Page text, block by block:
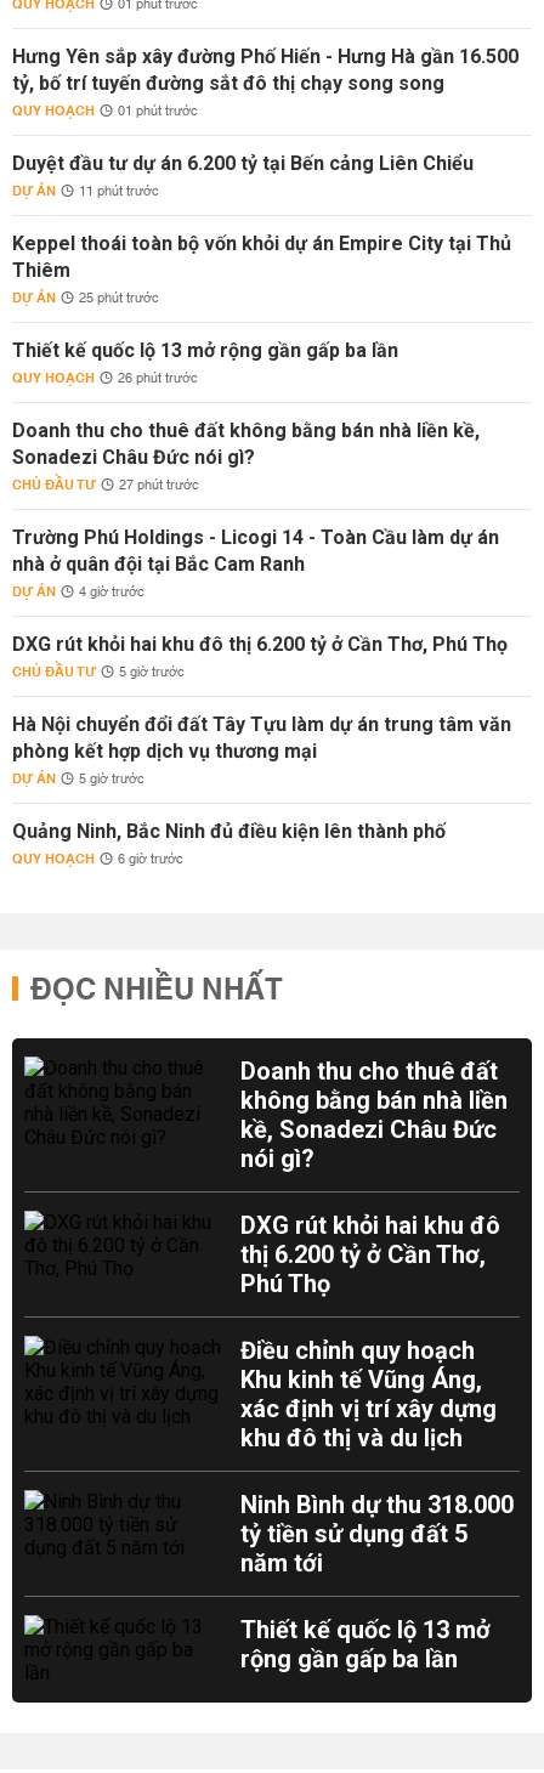
Hưng Yên sắp xây đường Phố Hiến - Hưng Hà gần 16.500
tỷ, bố trí tuyến đường sắt đô thị chạy song song
QUY HOẠCH 01 phút trước
Duyệt đầu tư dự án 6.200 tỷ tại Bến cảng Liên Chiểu
DỰ ÁN 11 phút trước
Keppel thoái toàn bộ vốn khỏi dự án Empire City tại Thủ
Thiêm
DỰ ÁN 25 phút trước
Thiết kế quốc lộ 13 mở rộng gần gấp ba lần
QUY HOẠCH 26 phút trước
Doanh thu cho thuê đất không bằng bán nhà liền kề,
Sonadezi Châu Đức nói gì?
CHỦ ĐẦU TƯ 27 phút trước
Trường Phú Holdings - Licogi 14 - Toàn Cầu làm dự án
nhà ở quân đội tại Bắc Cam Ranh
DỰ ÁN 4 giờ trước
DXG rút khỏi hai khu đô thị 6.200 tỷ ở Cần Thơ, Phú Thọ
CHỦ ĐẦU TƯ 5 giờ trước
Hà Nội chuyển đổi đất Tây Tựu làm dự án trung tâm văn
phòng kết hợp dịch vụ thương mại
DỰ ÁN 5 giờ trước
Quảng Ninh, Bắc Ninh đủ điều kiện lên thành phố
QUY HOẠCH 6 giờ trước
ĐỌC NHIỀU NHẤT
Doanh thu cho thuê đất
không bằng bán nhà liền
kề, Sonadezi Châu Đức
nói gì?
DXG rút khỏi hai khu đô
thị 6.200 tỷ ở Cần Thơ,
Phú Thọ
Điều chỉnh quy hoạch
Khu kinh tế Vũng Áng,
xác định vị trí xây dựng
khu đô thị và du lịch
Ninh Bình dự thu 318.000
tỷ tiền sử dụng đất 5
năm tới
Thiết kế quốc lộ 13 mở
rộng gần gấp ba lần